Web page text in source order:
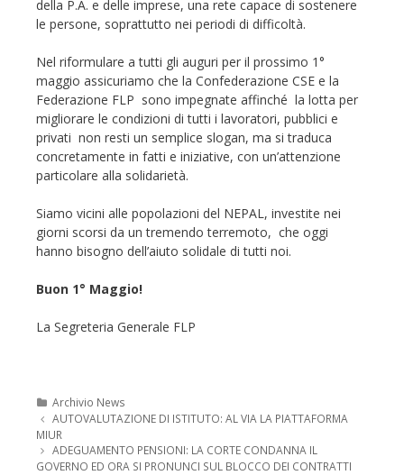
della P.A. e delle imprese, una rete capace di sostenere
le persone, soprattutto nei periodi di difficoltà.
Nel riformulare a tutti gli auguri per il prossimo 1°
maggio assicuriamo che la Confederazione CSE e la
Federazione FLP sono impegnate affinché la lotta per
migliorare le condizioni di tutti i lavoratori, pubblici e
privati non resti un semplice slogan, ma si traduca
concretamente in fatti e iniziative, con un’attenzione
particolare alla solidarietà.
Siamo vicini alle popolazioni del NEPAL, investite nei
giorni scorsi da un tremendo terremoto, che oggi
hanno bisogno dell’aiuto solidale di tutti noi.
Buon 1° Maggio!
La Segreteria Generale FLP
Categorie
Archivio News
Navigazione
articolo
AUTOVALUTAZIONE DI ISTITUTO: AL VIA LA PIATTAFORMA
MIUR
ADEGUAMENTO PENSIONI: LA CORTE CONDANNA IL
GOVERNO ED ORA SI PRONUNCI SUL BLOCCO DEI CONTRATTI